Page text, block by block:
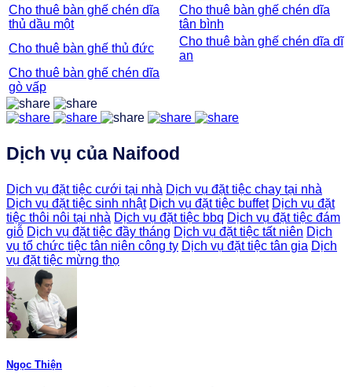
Cho thuê bàn ghế chén dĩa
thủ dầu một
Cho thuê bàn ghế chén dĩa
tân bình
Cho thuê bàn ghế thủ đức
Cho thuê bàn ghế chén dĩa dĩ
an
Cho thuê bàn ghế chén dĩa
gò vấp
Dịch vụ của Naifood
Dịch vụ đặt tiệc cưới tại nhà Dịch vụ đặt tiệc chay tại nhà
Dịch vụ đặt tiệc sinh nhật Dịch vụ đặt tiệc buffet Dịch vụ đặt
tiệc thôi nôi tại nhà Dịch vụ đặt tiệc bbq Dịch vụ đặt tiệc đám
giỗ Dịch vụ đặt tiệc đầy tháng Dịch vụ đặt tiệc tất niên Dịch
vụ tổ chức tiệc tân niên công ty Dịch vụ đặt tiệc tân gia Dịch
vụ đặt tiệc mừng thọ
Ngọc Thiện